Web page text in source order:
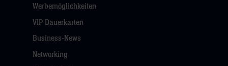
öffnen,
dann
klicken
Werbemöglichkeiten
VIP Dauerkarten
Business-News
Networking